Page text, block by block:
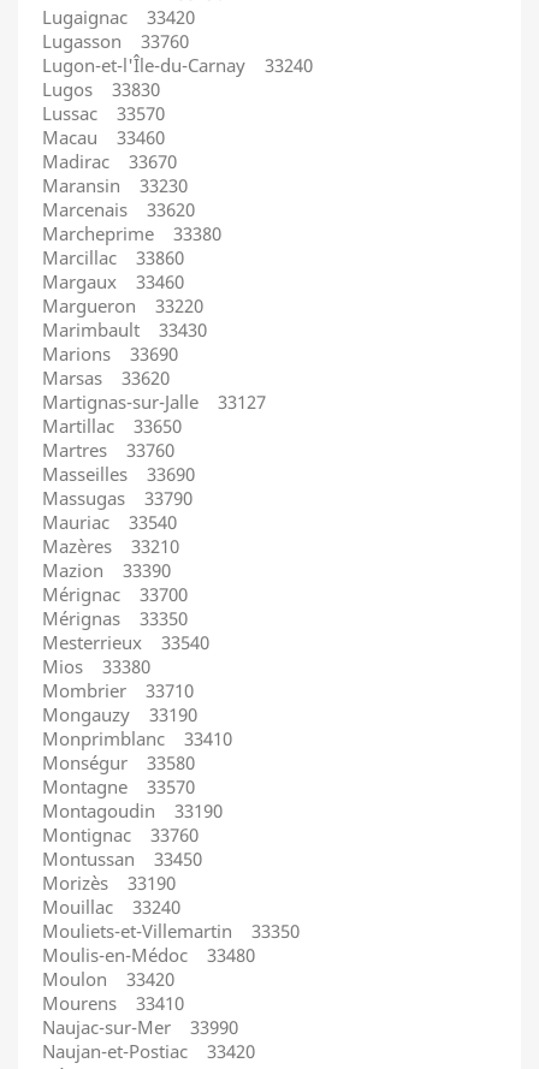
Lugaignac 33420
Lugasson 33760
Lugon-et-l'Île-du-Carnay 33240
Lugos 33830
Lussac 33570
Macau 33460
Madirac 33670
Maransin 33230
Marcenais 33620
Marcheprime 33380
Marcillac 33860
Margaux 33460
Margueron 33220
Marimbault 33430
Marions 33690
Marsas 33620
Martignas-sur-Jalle 33127
Martillac 33650
Martres 33760
Masseilles 33690
Massugas 33790
Mauriac 33540
Mazères 33210
Mazion 33390
Mérignac 33700
Mérignas 33350
Mesterrieux 33540
Mios 33380
Mombrier 33710
Mongauzy 33190
Monprimblanc 33410
Monségur 33580
Montagne 33570
Montagoudin 33190
Montignac 33760
Montussan 33450
Morizès 33190
Mouillac 33240
Mouliets-et-Villemartin 33350
Moulis-en-Médoc 33480
Moulon 33420
Mourens 33410
Naujac-sur-Mer 33990
Naujan-et-Postiac 33420